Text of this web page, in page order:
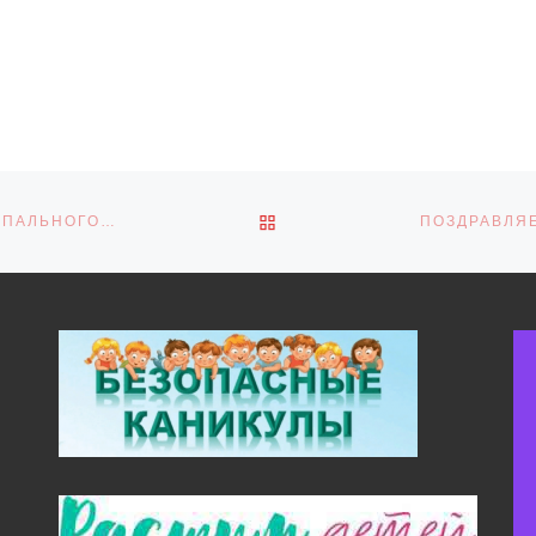
ЦЕНТР КУЛЬТУРЫ И ДОСУГА МИЧУРИНСКОГО МУНИЦИПАЛЬНОГО ОКРУГА СТАЛ ПЛОЩАДКОЙ ДЛЯ ГАЛА‑КОНЦЕРТА МУНИЦИПАЛЬНОГО ЭТАПА XXXI РЕГИОНАЛЬНОГО ФЕСТИВАЛЯ «СТУДЕНЧЕСКАЯ ВЕСНА» ОБРАТНО К СПИСКУ